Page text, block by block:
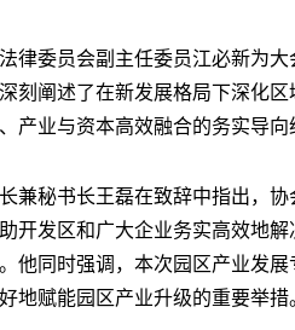
律委员会副主任委员江必新为
刻阐述了在新发展格局下深化
产业与资本高效融合的务实导向
兼秘书长王磊在致辞中指出，
开发区和广大企业务实高效地解
他同时强调，本次园区产业发
地赋能园区产业升级的重要举措